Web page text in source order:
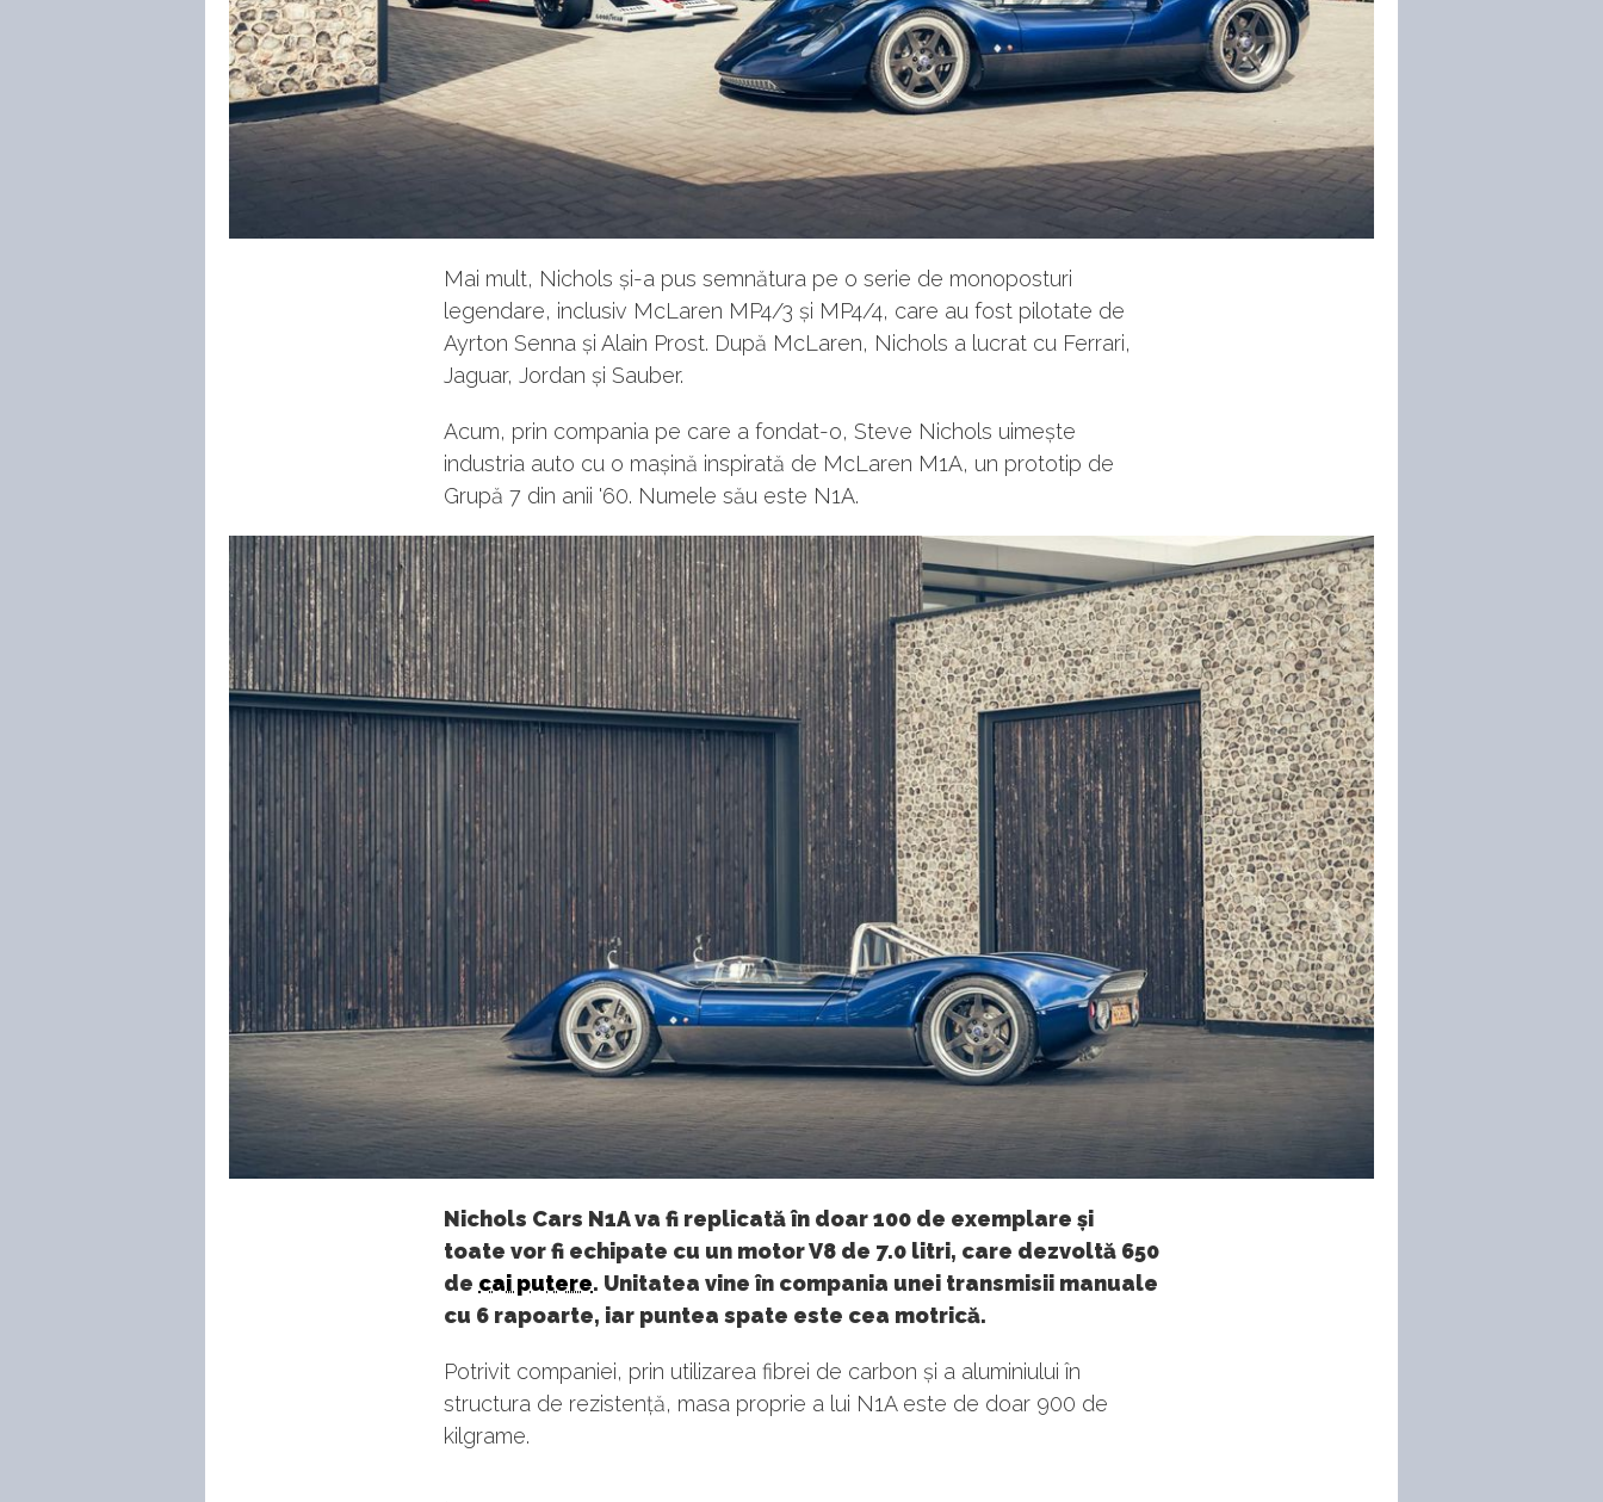
Mai mult, Nichols și-a pus semnătura pe o serie de monoposturi
legendare, inclusiv McLaren MP4/3 și MP4/4, care au fost pilotate de
Ayrton Senna și Alain Prost. După McLaren, Nichols a lucrat cu Ferrari,
Jaguar, Jordan și Sauber.
Acum, prin compania pe care a fondat-o, Steve Nichols uimește
industria auto cu o mașină inspirată de McLaren M1A, un prototip de
Grupă 7 din anii '60. Numele său este N1A.
Nichols Cars N1A va fi replicată în doar 100 de exemplare și
toate vor fi echipate cu un motor V8 de 7.0 litri, care dezvoltă 650
de cai putere. Unitatea vine în compania unei transmisii manuale
cu 6 rapoarte, iar puntea spate este cea motrică.
Potrivit companiei, prin utilizarea fibrei de carbon și a aluminiului în
structura de rezistență, masa proprie a lui N1A este de doar 900 de
kilgrame.